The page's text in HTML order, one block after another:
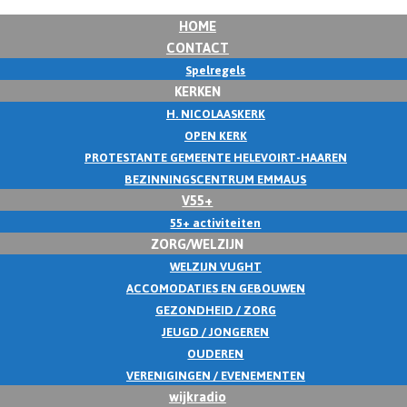
HOME
CONTACT
Spelregels
KERKEN
H. NICOLAASKERK
OPEN KERK
PROTESTANTE GEMEENTE HELEVOIRT-HAAREN
BEZINNINGSCENTRUM EMMAUS
V55+
55+ activiteiten
ZORG/WELZIJN
WELZIJN VUGHT
ACCOMODATIES EN GEBOUWEN
GEZONDHEID / ZORG
JEUGD / JONGEREN
OUDEREN
VERENIGINGEN / EVENEMENTEN
wijkradio